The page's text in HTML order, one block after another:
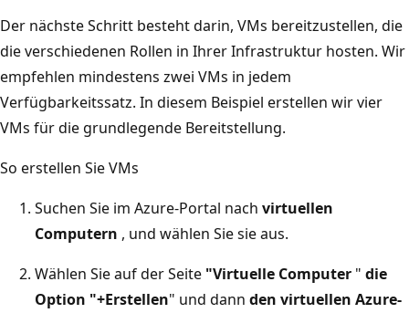
Der nächste Schritt besteht darin, VMs bereitzustellen, die
die verschiedenen Rollen in Ihrer Infrastruktur hosten. Wir
empfehlen mindestens zwei VMs in jedem
Verfügbarkeitssatz. In diesem Beispiel erstellen wir vier
VMs für die grundlegende Bereitstellung.
So erstellen Sie VMs
Suchen Sie im Azure-Portal nach virtuellen
Computern , und wählen Sie sie aus.
Wählen Sie auf der Seite "Virtuelle Computer " die
Option "+Erstellen" und dann den virtuellen Azure-